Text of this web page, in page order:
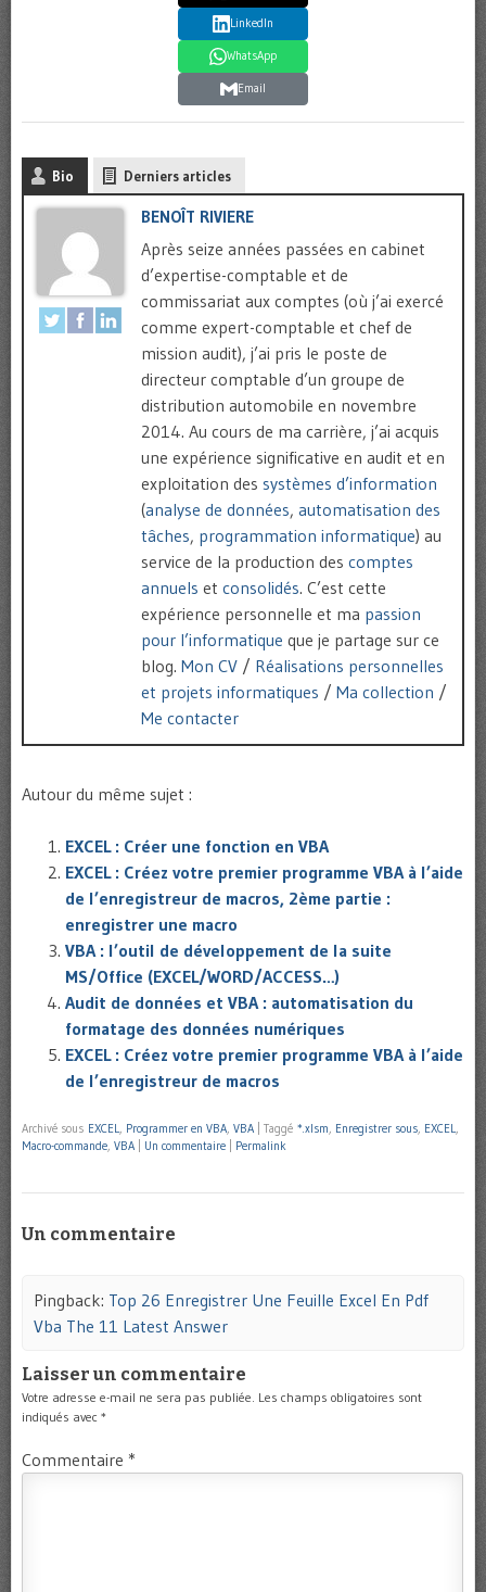
LinkedIn
WhatsApp
Email
Bio Derniers articles
BENOÎT RIVIERE
Après seize années passées en cabinet
d’expertise-comptable et de
commissariat aux comptes (où j’ai exercé
comme expert-comptable et chef de
mission audit), j’ai pris le poste de
directeur comptable d’un groupe de
distribution automobile en novembre
2014. Au cours de ma carrière, j’ai acquis
une expérience significative en audit et en
exploitation des systèmes d’information
(analyse de données, automatisation des
tâches, programmation informatique) au
service de la production des comptes
annuels et consolidés. C’est cette
expérience personnelle et ma passion
pour l’informatique que je partage sur ce
blog. Mon CV / Réalisations personnelles
et projets informatiques / Ma collection /
Me contacter
Autour du même sujet :
EXCEL : Créer une fonction en VBA
EXCEL : Créez votre premier programme VBA à l’aide
de l’enregistreur de macros, 2ème partie :
enregistrer une macro
VBA : l’outil de développement de la suite
MS/Office (EXCEL/WORD/ACCESS…)
Audit de données et VBA : automatisation du
formatage des données numériques
EXCEL : Créez votre premier programme VBA à l’aide
de l’enregistreur de macros
Archivé sous EXCEL, Programmer en VBA, VBA Taggé *.xlsm, Enregistrer sous, EXCEL,
Macro-commande, VBA Un commentaire Permalink
Un commentaire
Pingback: Top 26 Enregistrer Une Feuille Excel En Pdf
Vba The 11 Latest Answer
Laisser un commentaire
Votre adresse e-mail ne sera pas publiée. Les champs obligatoires sont
indiqués avec *
Commentaire *